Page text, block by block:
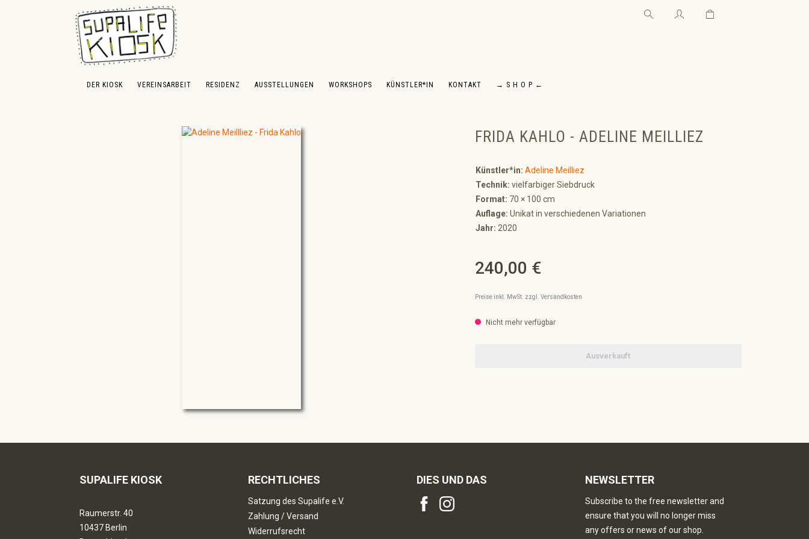
Hauptinhalt springen
Zur Suche springen
Zur Hauptnavigation springen Warenkorb enthält 0
DER KIOSK VEREINSARBEIT RESIDENZ AUSSTELLUNGEN WORKSHOPS KÜNSTLER*IN KONTAKT → S H O P ←
FRIDA KAHLO - ADELINE MEILLIEZ
Künstler*in: Adeline Meilliez
Technik: vielfarbiger Siebdruck
Format: 70 × 100 cm
Auflage: Unikat in verschiedenen Variationen
Jahr: 2020
Regulärer Preis:
240,00 €
Preise inkl. MwSt. zzgl. Versandkosten
Nicht mehr verfügbar
Ausverkauft
SUPALIFE KIOSK
Raumerstr. 40
10437 Berlin
RECHTLICHES
Satzung des Supalife e.V.
Zahlung / Versand
Widerrufsrecht
DIES UND DAS NEWSLETTER
Subscribe to the free newsletter and
ensure that you will no longer miss
any offers or news of our shop.